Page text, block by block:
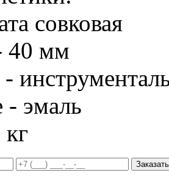
совковая
40 мм
эмаль
Заказать